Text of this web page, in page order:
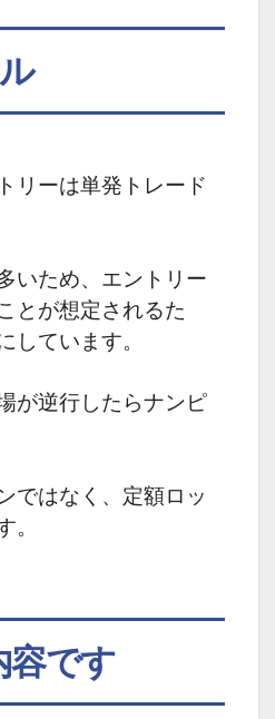
リーは単発トレード
いため、エントリー
とが想定されるた
しています。
が逆行したらナンピ
ではなく、定額ロッ
。
容です